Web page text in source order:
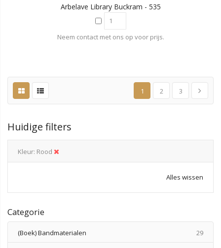
Arbelave Library Buckram - 535
Neem contact met ons op voor prijs.
1 2 3
Huidige filters
Kleur Rood
Alles wissen
Categorie
(Boek) Bandmaterialen 29